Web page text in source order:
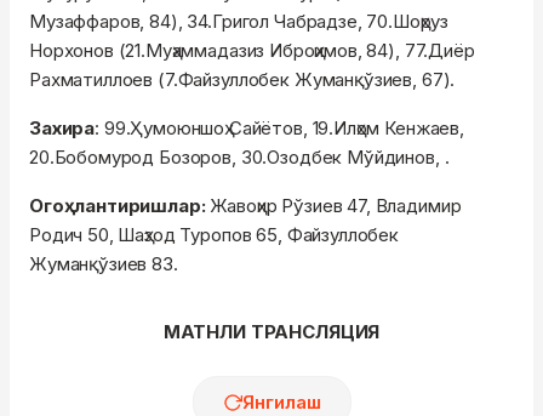
Музаффаров, 84), 34.Григол Чабрадзе, 70.Шоҳруз
Норхонов (21.Муҳаммадазиз Иброҳимов, 84), 77.Диёр
Рахматиллоев (7.Файзуллобек Жуманқўзиев, 67).
Захира: 99.Ҳумоюншоҳ Сайётов, 19.Илҳом Кенжаев,
20.Бобомурод Бозоров, 30.Озодбек Мўйдинов, .
Огоҳлантиришлар: Жавоҳир Рўзиев 47, Владимир
Родич 50, Шаҳзод Туропов 65, Файзуллобек
Жуманқўзиев 83.
МАТНЛИ ТРАНСЛЯЦИЯ
Янгилаш